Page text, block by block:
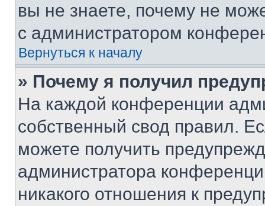
вы не знаете, почему не
с администратором
Вернуться к началу
» Почему я получил
На каждой конференции
собственный свод правил.
можете получить
администратора
никакого отношения к